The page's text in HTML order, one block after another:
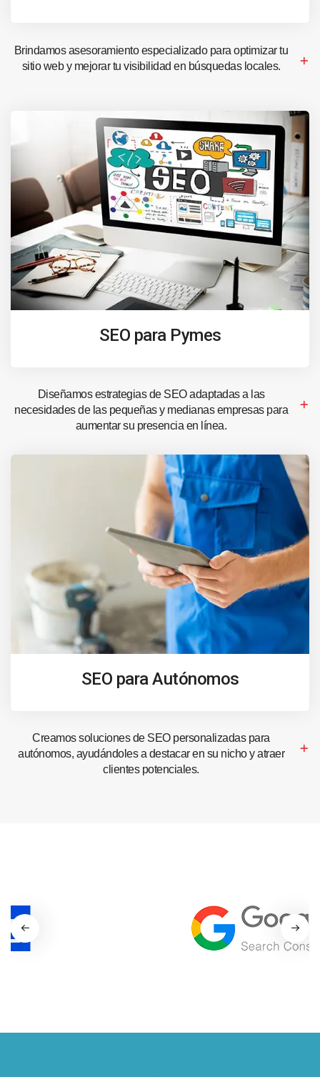
Brindamos asesoramiento especializado para optimizar tu
sitio web y mejorar tu visibilidad en búsquedas locales.
SEO para Pymes
Diseñamos estrategias de SEO adaptadas a las
necesidades de las pequeñas y medianas empresas para
aumentar su presencia en línea.
SEO para Autónomos
Creamos soluciones de SEO personalizadas para
autónomos, ayudándoles a destacar en su nicho y atraer
clientes potenciales.